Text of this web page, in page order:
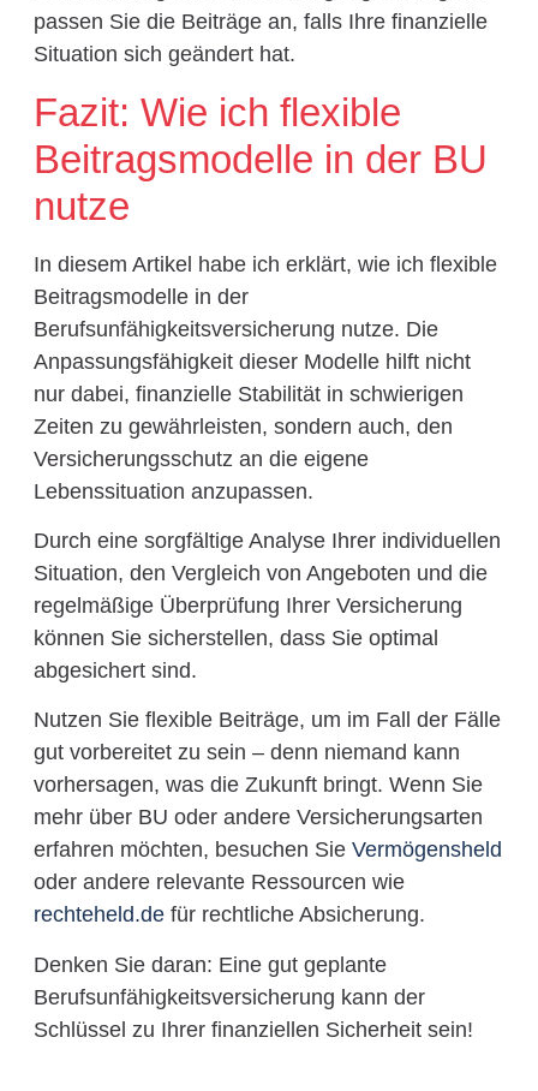
passen Sie die Beiträge an, falls Ihre finanzielle
Situation sich geändert hat.
Fazit: Wie ich flexible
Beitragsmodelle in der BU
nutze
In diesem Artikel habe ich erklärt, wie ich flexible
Beitragsmodelle in der
Berufsunfähigkeitsversicherung nutze. Die
Anpassungsfähigkeit dieser Modelle hilft nicht
nur dabei, finanzielle Stabilität in schwierigen
Zeiten zu gewährleisten, sondern auch, den
Versicherungsschutz an die eigene
Lebenssituation anzupassen.
Durch eine sorgfältige Analyse Ihrer individuellen
Situation, den Vergleich von Angeboten und die
regelmäßige Überprüfung Ihrer Versicherung
können Sie sicherstellen, dass Sie optimal
abgesichert sind.
Nutzen Sie flexible Beiträge, um im Fall der Fälle
gut vorbereitet zu sein – denn niemand kann
vorhersagen, was die Zukunft bringt. Wenn Sie
mehr über BU oder andere Versicherungsarten
erfahren möchten, besuchen Sie Vermögensheld
oder andere relevante Ressourcen wie
rechteheld.defür rechtliche Absicherung.
Denken Sie daran: Eine gut geplante
Berufsunfähigkeitsversicherung kann der
Schlüssel zu Ihrer finanziellen Sicherheit sein!